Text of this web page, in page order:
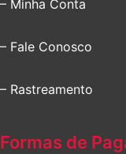
– Minha Conta
– Fale Conosco
– Rastreamento
Formas de